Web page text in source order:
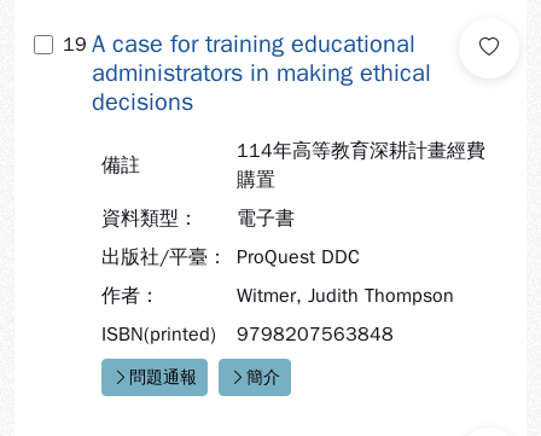
19 A case for training educational
administrators in making ethical
decisions
備註
114年高等教育深耕計畫經費
購置
資料類型：
電子書
出版社/平臺：
ProQuest DDC
作者：
Witmer, Judith Thompson
ISBN(printed)
9798207563848
快速連結：
問題通報 簡介